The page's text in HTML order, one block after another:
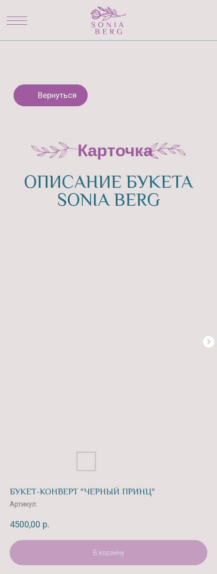
SONIA BERG
Карточка
БУКЕТ-КОНВЕРТ "ЧЕРНЫЙ ПРИНЦ"
Артикул:
4500,00 р.
В корзину